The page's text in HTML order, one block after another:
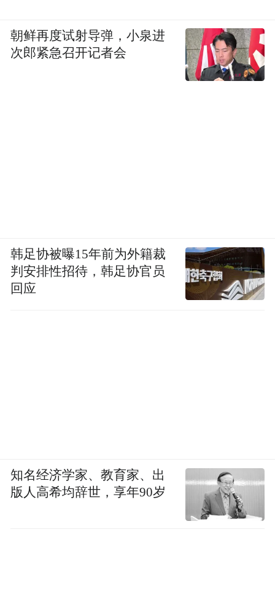
朝鲜再度试射导弹，小泉进
次郎紧急召开记者会
韩足协被曝15年前为外籍裁
判安排性招待，韩足协官员
回应
知名经济学家、教育家、出
版人高希均辞世，享年90岁